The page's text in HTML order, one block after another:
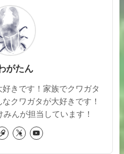
がたん
きです！家族でクワガタ
クワガタが大好きです！
んが担当しています！